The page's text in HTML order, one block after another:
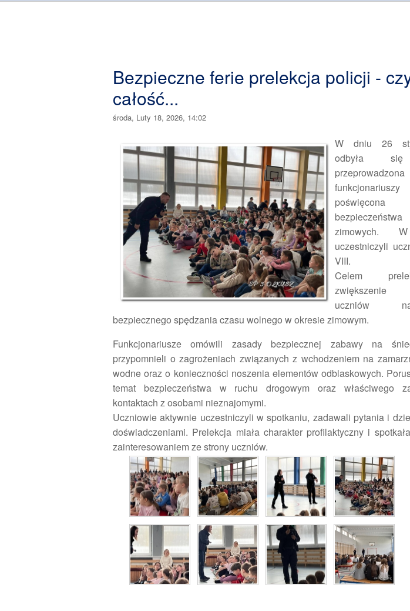
Bezpieczne ferie prelekcja policji -
całość...
środa, Luty 18, 2026, 14:02
W dniu 26
odbyła się
zimowych.
uczestniczyli
VIII.
Celem
zwiększenie
uczniów
bezpiecznego spędzania czasu wolnego w okresie zimowym.
Funkcjonariusze omówili zasady bezpiecznej zabawy na
przypomnieli o zagrożeniach związanych z wchodzeniem na
wodne oraz o konieczności noszenia elementów odblaskowych.
temat bezpieczeństwa w ruchu drogowym oraz właściwego
kontaktach z osobami nieznajomymi.
Uczniowie aktywnie uczestniczyli w spotkaniu, zadawali pytania i
doświadczeniami. Prelekcja miała charakter profilaktyczny i
zainteresowaniem ze strony uczniów.